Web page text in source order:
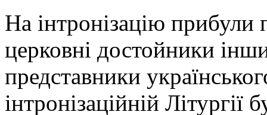
На інтронізацію прибули
церковні достойники
представники
інтронізаційній